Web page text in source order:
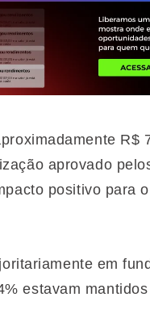
R$
aprovado
positivo para
em
estavam